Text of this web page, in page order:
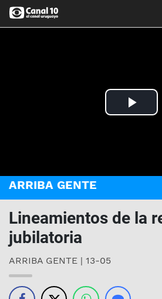
Play
ARRIBA GENTE
Lineamientos de la
jubilatoria
ARRIBA GENTE | 13-05